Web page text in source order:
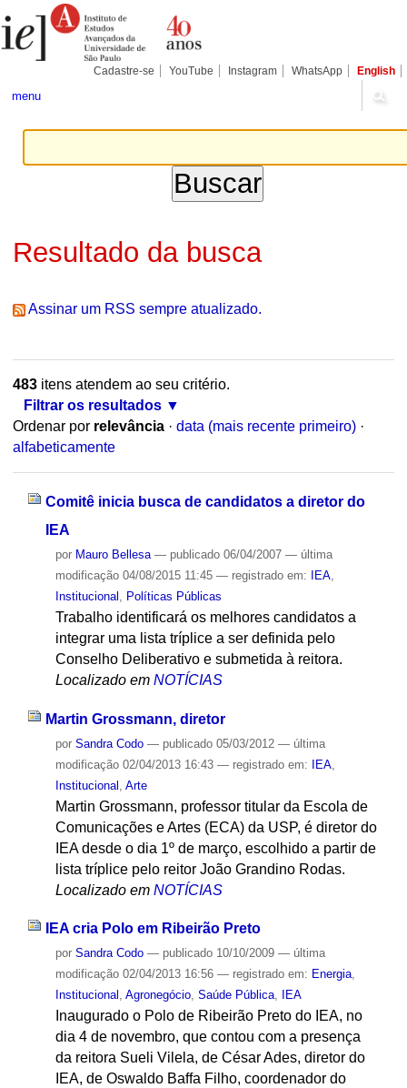
para
conteúdo.
Pessoais
Cadastre-se YouTube Instagram WhatsApp English
menu
Resultado da busca
Assinar um RSS sempre atualizado.
483itens atendem ao seu critério.
Filtrar os resultados
Ordenar por relevância · data (mais recente primeiro) ·
alfabeticamente
Comitê inicia busca de candidatos a diretor do
IEA
por Mauro Bellesa — publicado06/04/2007 — última
modificação04/08/2015 11:45 — registrado em: IEA,
Institucional
Políticas Públicas
Trabalho identificará os melhores candidatos a
integrar uma lista tríplice a ser definida pelo
Conselho Deliberativo e submetida à reitora.
Localizado em NOTÍCIAS
Martin Grossmann, diretor
por Sandra Codo — publicado05/03/2012 — última
modificação02/04/2013 16:43 — registrado em: IEA,
Institucional Arte
Martin Grossmann, professor titular da Escola de
Comunicações e Artes (ECA) da USP, é diretor do
IEA desde o dia 1º de março, escolhido a partir de
lista tríplice pelo reitor João Grandino Rodas.
Localizado em NOTÍCIAS
IEA cria Polo em Ribeirão Preto
por Sandra Codo — publicado10/10/2009 — última
modificação02/04/2013 16:56 — registrado em: Energia,
Institucional , Agronegócio, Saúde Pública, IEA
Inaugurado o Polo de Ribeirão Preto do IEA, no
dia 4 de novembro, que contou com a presença
da reitora Sueli Vilela, de César Ades, diretor do
IEA, de Oswaldo Baffa Filho, coordenador do